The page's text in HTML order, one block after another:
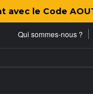
le Code
Qui sommes-nous ?